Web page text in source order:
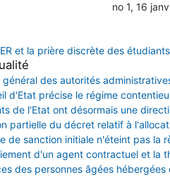
no 1, 16
et la prière discrète des
général des autorités
d'Etat précise le régime
de l'Etat ont désormais une
partielle du décret relatif à
de sanction initiale n'éteint pas la
d'un agent contractuel et la
des personnes âgées